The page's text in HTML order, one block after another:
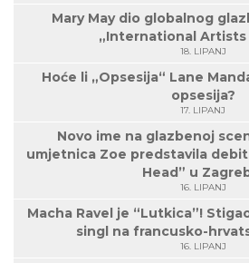
Mary May dio globalnog
„International Artists
18. LIPANJ
Hoće li „Opsesija“ Lane
opsesija?
17. LIPANJ
Novo ime na glazbenoj
umjetnica Zoe predstavila
Head” u
16. LIPANJ
Macha Ravel je “Lutkica”!
singl na francusko-
16. LIPANJ